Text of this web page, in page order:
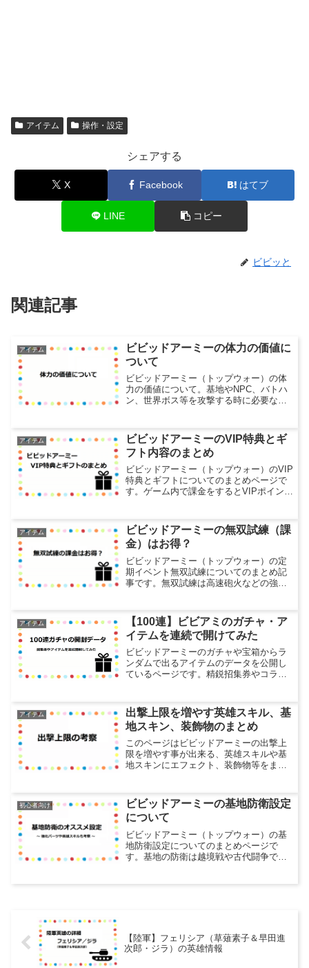
アイテム 操作・設定
シェアする
X Facebook はてブ
LINE コピー
ビビッと
関連記事
アイテム
ビビッドアーミーの体力の価値に
ついて
ビビッドアーミー（トップウォー）の体
力の価値について。基地やNPC、バトハ
ン、世界ボス等を攻撃する時に必要な体
入手方法はいくつか存在しますがその価
格が適正なのかを調べま...
アイテム
ビビッドアーミーのVIP特典とギ
フト内容のまとめ
ビビッドアーミー（トップウォー）のVIP
特典とギフトについてのまとめページで
す。ゲーム内で課金をするとVIPポイント
す。VIP特典だけでも結構差が付くように
なり、高VIP...
アイテム
ビビッドアーミーの無双試練（課
金）はお得？
ビビッドアーミー（トップウォー）の定
期イベント無双試練についてのまとめ記
事です。無双試練は高速砲火などの強化
い得かどうかを調査しました。無双試練
のイベント概要無双試練は...
アイテム
【100連】ビビアミのガチャ・ア
イテムを連続で開けてみた
ビビッドアーミーのガチャや宝箱からラ
ンダムで出るアイテムのデータを公開し
ているページです。精鋭招集券やコラボ
ダイヤ福袋毎日3個まで購入可能なダイヤ
福袋の開封データです。...
アイテム
出撃上限を増やす英雄スキル、基
地スキン、装飾物のまとめ
このページはビビッドアーミーの出撃上
限を増やす事が出来る、英雄スキルや基
地スキンにエフェクト、装飾物等をまと
て、そう言えば深く考えた事無かったな
と思い調べてみました。出...
初心者向け
ビビッドアーミーの基地防衛設定
について
ビビッドアーミー（トップウォー）の基
地防衛設定についてのまとめページで
す。基地の防衛は越境戦や古代闘争で特
【陸軍】フェリシア（草薙素子＆早田進
次郎・ジラ）の英雄情報